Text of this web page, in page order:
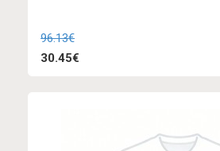
96.13€
30.45€